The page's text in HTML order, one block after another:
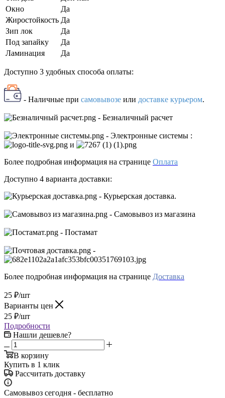
Окно
Да
Жиростойкость Да
Зип лок
Да
Под запайку
Да
Ламинация
Да
Доступно 3 удобных способа оплаты:
- Наличные при самовывозе или доставке курьером.
- Безналичный расчет
- Электронные системы :
и
Более подробная информация на странице Оплата
Доступно 4 варианта доставки:
- Курьерская доставка.
- Самовывоз из магазина
- Постамат
-
Более подробная информация на странице Доставка
25 ₽/шт
Варианты цен
25 ₽/шт
Подробности
Нашли дешевле?
В корзину
Купить в 1 клик
Рассчитать доставку
Самовывоз сегодня - бесплатно